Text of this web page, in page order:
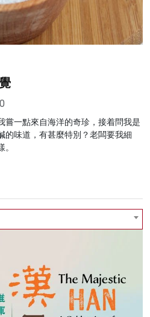
嘗一點來自海洋的奇珍，接着問我是
的味道，有甚麼特別？老闆要我細